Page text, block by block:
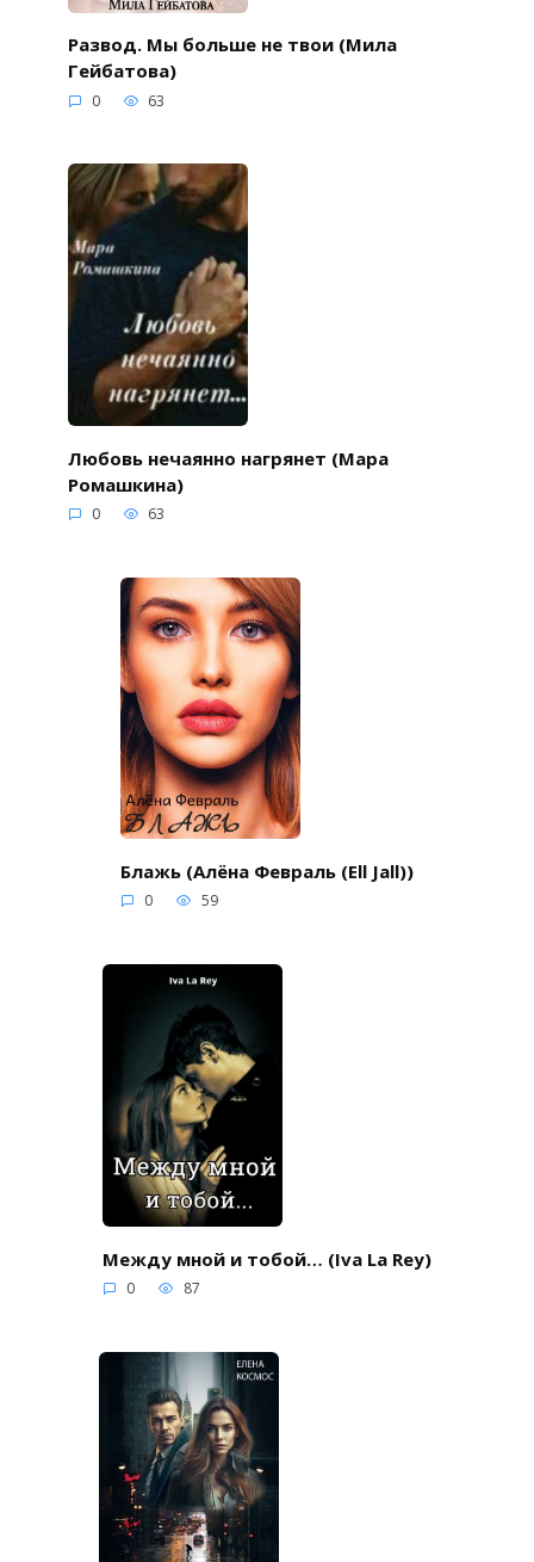
Развод. Мы больше не твои (Мила
Гейбатова)
0 63
Любовь нечаянно нагрянет (Мара
Ромашкина)
0 63
Блажь (Алёна Февраль (Ell Jall))
0 59
Между мной и тобой… (Iva La Rey)
0 87